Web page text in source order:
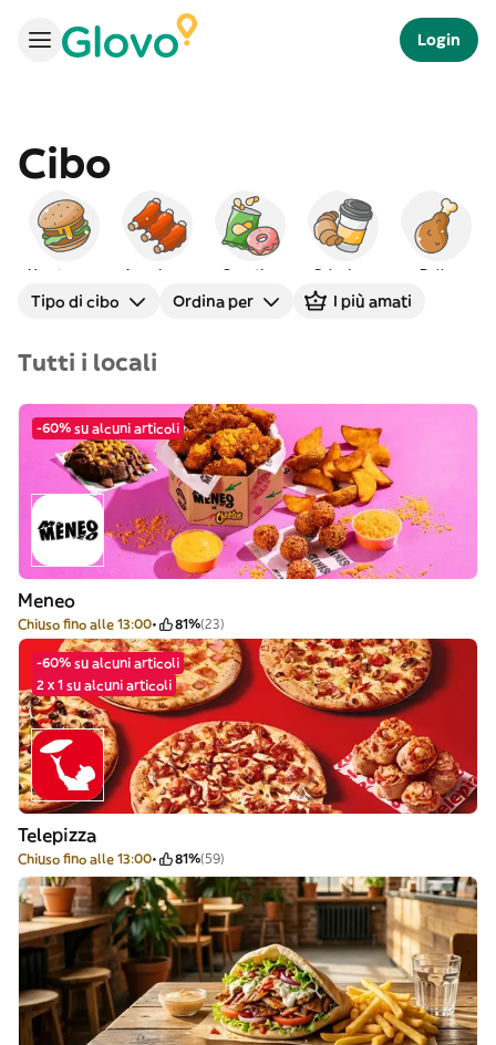
Login
Cibo
Hamburger Americano Spuntino Colazione Pollo
Tipo di cibo Ordina per I più amati
Tutti i locali
-60% su alcuni articoli
Meneo
Chiuso fino alle 13:00 81%(23)
-60% su alcuni articoli
2 x 1 su alcuni articoli
Telepizza
Chiuso fino alle 13:00 81%(59)